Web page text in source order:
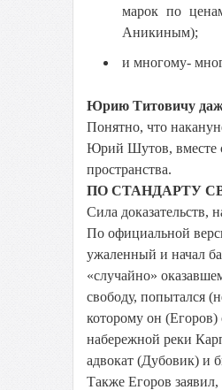
марок по
Аникиным);
и многому-
Юрию Титовичу даже
Понятно, что
Юрий Шутов, вместе
пространства.
ПО СТАНДАРТУ
Сила доказательств,
По официальной
ужаленный и начал
«случайно»
свободу, попытался
которому он
набережной реки
адвокат (Дубовик) и
Также Егоров